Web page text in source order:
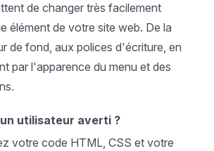
de changer très facilement
élément de votre site web. De la
de fond, aux polices d'écriture, en
par l'apparence du menu et des
utilisateur averti ?
votre code HTML, CSS et votre